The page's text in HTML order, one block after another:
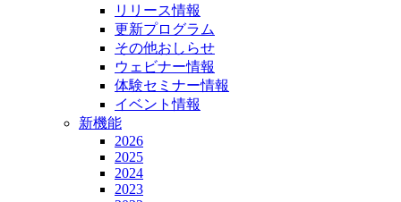
リリース情報
更新プログラム
その他おしらせ
ウェビナー情報
体験セミナー情報
イベント情報
新機能
2026
2025
2024
2023